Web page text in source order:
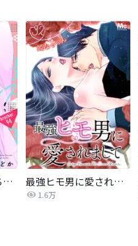
熱愛プリンス お兄ちゃんはキミが好き 最強ヒモ男に愛されまして
1.6万